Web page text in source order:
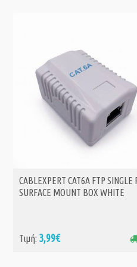
ΑΓΟΡΑ
CABLEXPERT CAT6A FTP SINGLE
SURFACE MOUNT BOX WHITE
Τιμή: 3,99€